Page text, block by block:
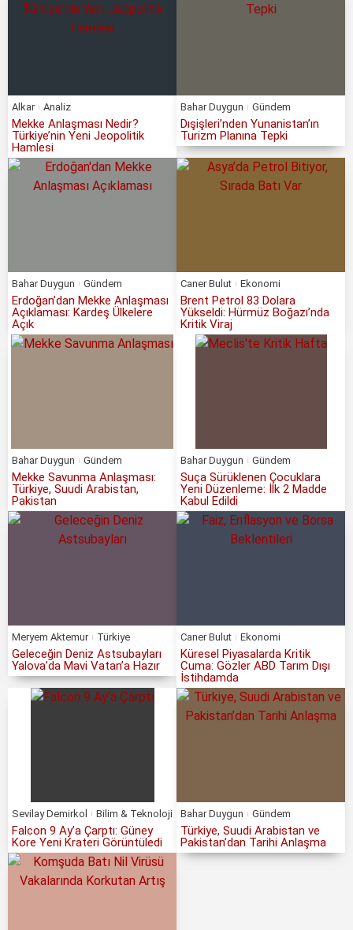
Alkar Analiz
Mekke Anlaşması Nedir?
Türkiye’nin Yeni Jeopolitik
Hamlesi
Bahar Duygun Gündem
Dışişleri’nden Yunanistan’ın
Turizm Planına Tepki
Bahar Duygun Gündem
Erdoğan’dan Mekke Anlaşması
Açıklaması: Kardeş Ülkelere
Açık
Caner Bulut Ekonomi
Brent Petrol 83 Dolara
Yükseldi: Hürmüz Boğazı’nda
Kritik Viraj
Bahar Duygun Gündem
Mekke Savunma Anlaşması:
Türkiye, Suudi Arabistan,
Pakistan
Bahar Duygun Gündem
Suça Sürüklenen Çocuklara
Yeni Düzenleme: İlk 2 Madde
Kabul Edildi
Meryem Aktemur Türkiye
Geleceğin Deniz Astsubayları
Yalova’da Mavi Vatan’a Hazır
Caner Bulut Ekonomi
Küresel Piyasalarda Kritik
Cuma: Gözler ABD Tarım Dışı
İstihdamda
Sevilay Demirkol Bilim & Teknoloji
Falcon 9 Ay’a Çarptı: Güney
Kore Yeni Krateri Görüntüledi
Bahar Duygun Gündem
Türkiye, Suudi Arabistan ve
Pakistan’dan Tarihi Anlaşma